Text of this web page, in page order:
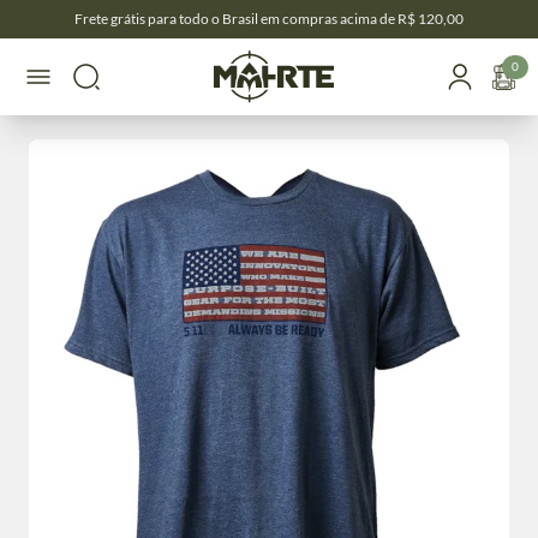
Frete grátis para todo o Brasil em compras acima de R$ 120,00
0